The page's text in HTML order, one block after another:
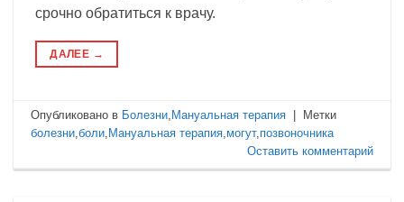
срочно обратиться к врачу.
ДАЛЕЕ →
Опубликовано в Болезни Мануальная терапия
Метки
болезни ,боли Мануальная терапия могут, позвоночника
Оставить комментарий